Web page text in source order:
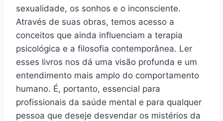
sexualidade, os sonhos e o inconsciente.
Através de suas obras, temos acesso a
conceitos que ainda influenciam a terapia
psicológica e a filosofia contemporânea. Ler
esses livros nos dá uma visão profunda e um
entendimento mais amplo do comportamento
humano. É, portanto, essencial para
profissionais da saúde mental e para qualquer
pessoa que deseje desvendar os mistérios da